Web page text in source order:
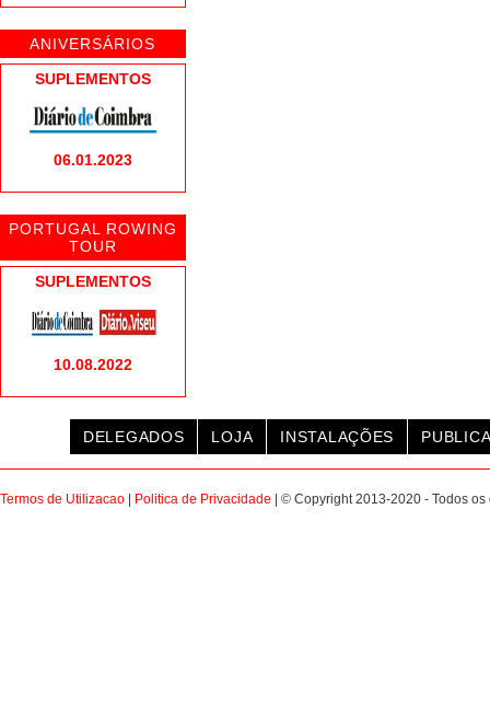
ANIVERSÁRIOS
SUPLEMENTOS
06.01.2023
PORTUGAL ROWING
TOUR
SUPLEMENTOS
10.08.2022
DELEGADOS LOJA INSTALAÇÕES
Termos de Utilizacao | Politica de Privacidade | © Copyright 2013-2020 - Todos